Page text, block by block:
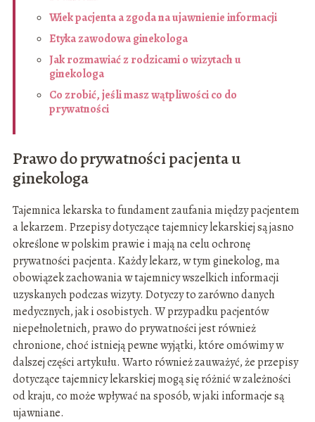
Wiek pacjenta a zgoda na ujawnienie informacji
Etyka zawodowa ginekologa
Jak rozmawiać z rodzicami o wizytach u
ginekologa
Co zrobić, jeśli masz wątpliwości co do
prywatności
Prawo do prywatności pacjenta u
ginekologa
Tajemnica lekarska to fundament zaufania między pacjentem
a lekarzem. Przepisy dotyczące tajemnicy lekarskiej są jasno
określone w polskim prawie i mają na celu ochronę
prywatności pacjenta. Każdy lekarz, w tym ginekolog, ma
obowiązek zachowania w tajemnicy wszelkich informacji
uzyskanych podczas wizyty. Dotyczy to zarówno danych
medycznych, jak i osobistych. W przypadku pacjentów
niepełnoletnich, prawo do prywatności jest również
chronione, choć istnieją pewne wyjątki, które omówimy w
dalszej części artykułu. Warto również zauważyć, że przepisy
dotyczące tajemnicy lekarskiej mogą się różnić w zależności
od kraju, co może wpływać na sposób, w jaki informacje są
ujawniane.